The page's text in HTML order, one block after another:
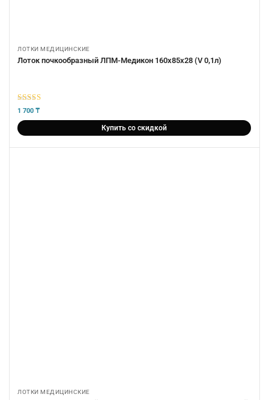
ЛОТКИ МЕДИЦИНСКИЕ
Лоток почкообразный ЛПМ-Медикон 160х85х28 (V 0,1л)
5 из 5
1 700 ₸
Купить со скидкой
ЛОТКИ МЕДИЦИНСКИЕ